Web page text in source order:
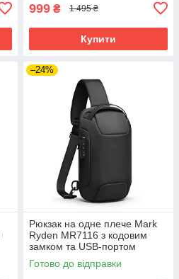
999 ₴ 1 495 ₴
Купити
–24%
Рюкзак на одне плече Mark
Ryden MR7116 з кодовим
замком та USB-портом
(Чорний)
Готово до відправки